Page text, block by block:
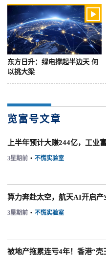

东方日升：绿电撑起半边天 何
以挑大梁
览富号文章
上半年预计大赚244亿，工业
3星期前 • 不慌实验室
算力奔赴太空，航天AI开启产
3星期前 • 不慌实验室
被地产拖累连亏4年！香港“